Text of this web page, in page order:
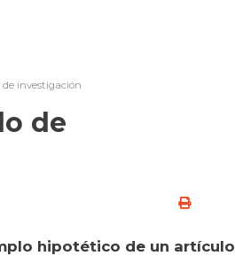
investigación
de
hipotético de un artículo